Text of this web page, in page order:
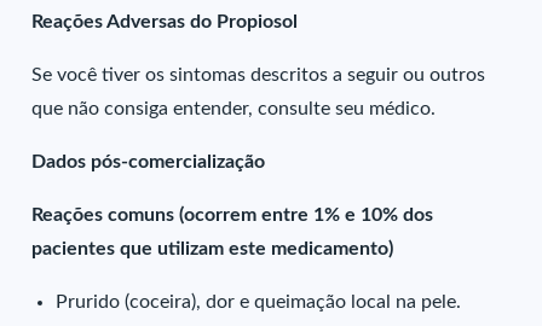
Reações Adversas do Propiosol
Se você tiver os sintomas descritos a seguir ou outros
que não consiga entender, consulte seu médico.
Dados pós-comercialização
Reações comuns (ocorrem entre 1% e 10% dos
pacientes que utilizam este medicamento)
Prurido (coceira), dor e queimação local na pele.